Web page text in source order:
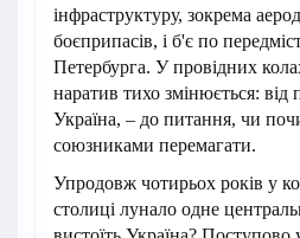
інфраструктуру, зокрема
боєприпасів, і б'є по
Петербурга. У провідних
наратив тихо змінюється: від
Україна, – до питання, чи
союзниками перемагати.
Упродовж чотирьох років у
столиці лунало одне